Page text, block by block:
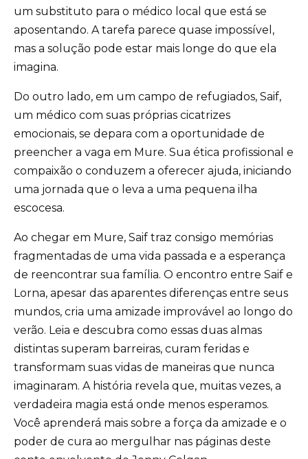
um substituto para o médico local que está se
aposentando. A tarefa parece quase impossível,
mas a solução pode estar mais longe do que ela
imagina.
Do outro lado, em um campo de refugiados, Saif,
um médico com suas próprias cicatrizes
emocionais, se depara com a oportunidade de
preencher a vaga em Mure. Sua ética profissional e
compaixão o conduzem a oferecer ajuda, iniciando
uma jornada que o leva a uma pequena ilha
escocesa.
Ao chegar em Mure, Saif traz consigo memórias
fragmentadas de uma vida passada e a esperança
de reencontrar sua família. O encontro entre Saif e
Lorna, apesar das aparentes diferenças entre seus
mundos, cria uma amizade improvável ao longo do
verão. Leia e descubra como essas duas almas
distintas superam barreiras, curam feridas e
transformam suas vidas de maneiras que nunca
imaginaram. A história revela que, muitas vezes, a
verdadeira magia está onde menos esperamos.
Você aprenderá mais sobre a força da amizade e o
poder de cura ao mergulhar nas páginas deste